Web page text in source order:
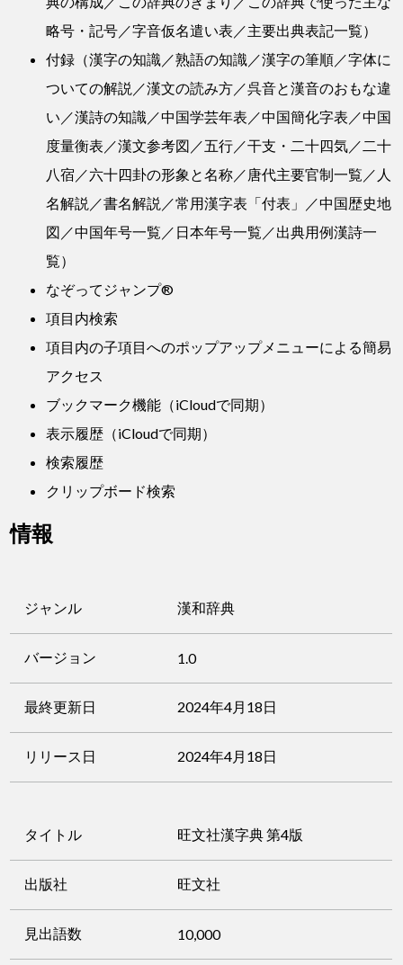
略号・記号／字音仮名遣い表／主要出典表記一覧）
付録（漢字の知識／熟語の知識／漢字の筆順／字体に
ついての解説／漢文の読み方／呉音と漢音のおもな違
い／漢詩の知識／中国学芸年表／中国簡化字表／中国
度量衡表／漢文参考図／五行／干支・二十四気／二十
八宿／六十四卦の形象と名称／唐代主要官制一覧／人
名解説／書名解説／常用漢字表「付表」／中国歴史地
図／中国年号一覧／日本年号一覧／出典用例漢詩一
覧）
なぞってジャンプ®
項目内検索
項目内の子項目へのポップアップメニューによる簡易
アクセス
ブックマーク機能（iCloudで同期）
表示履歴（iCloudで同期）
検索履歴
クリップボード検索
情報
ジャンル 漢和辞典
バージョン 1.0
最終更新日 2024年4月18日
リリース日 2024年4月18日
タイトル 旺文社漢字典 第4版
出版社 旺文社
見出語数 10,000